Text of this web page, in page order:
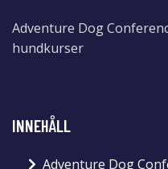
Adventure Dog
hundkurser
INNEHÅLL
Adventure Dog